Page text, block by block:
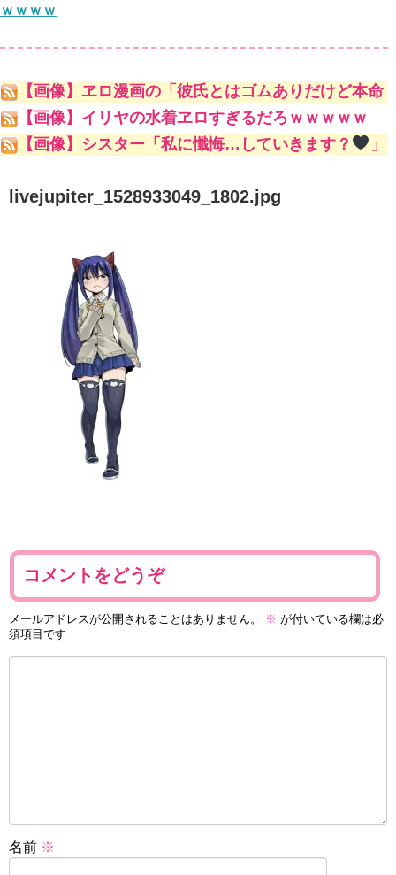
ｗｗｗｗ
【画像】ヱロ漫画の「彼氏とはゴムありだけど本命
の男とはナマでやってます♥♥♥」
【画像】イリヤの水着ヱロすぎるだろｗｗｗｗｗ
【画像】シスター「私に懺悔…していきます？
」
livejupiter_1528933049_1802.jpg
コメントをどうぞ
メールアドレスが公開されることはありません。 ※ が付いている欄は必
須項目です
名前 ※